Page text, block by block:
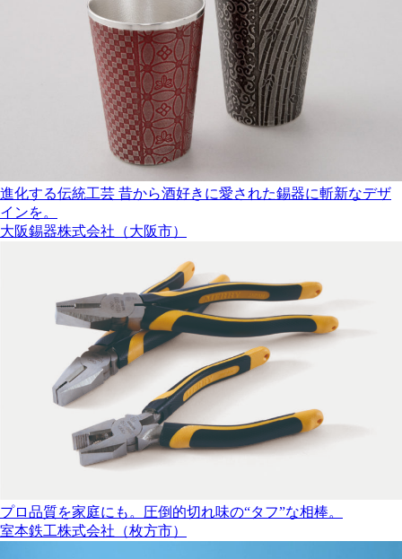
進化する伝統工芸 昔から酒好きに愛された錫器に斬新なデザ
インを。
大阪錫器株式会社（大阪市）
プロ品質を家庭にも。圧倒的切れ味の“タフ”な相棒。
室本鉄工株式会社（枚方市）